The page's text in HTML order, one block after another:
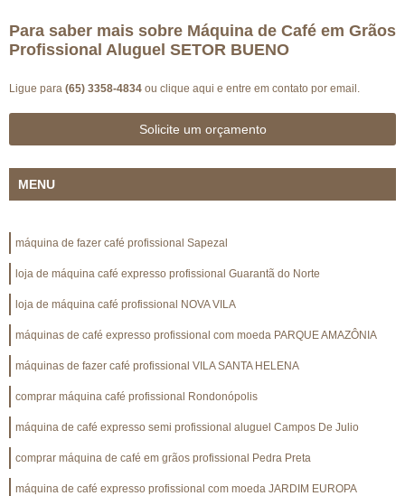
Para saber mais sobre Máquina de Café em Grãos
Profissional Aluguel SETOR BUENO
Ligue para (65) 3358-4834 ou clique aqui e entre em contato por email.
Solicite um orçamento
MENU
máquina de fazer café profissional Sapezal
loja de máquina café expresso profissional Guarantã do Norte
loja de máquina café profissional NOVA VILA
máquinas de café expresso profissional com moeda PARQUE AMAZÔNIA
máquinas de fazer café profissional VILA SANTA HELENA
comprar máquina café profissional Rondonópolis
máquina de café expresso semi profissional aluguel Campos De Julio
comprar máquina de café em grãos profissional Pedra Preta
máquina de café expresso profissional com moeda JARDIM EUROPA